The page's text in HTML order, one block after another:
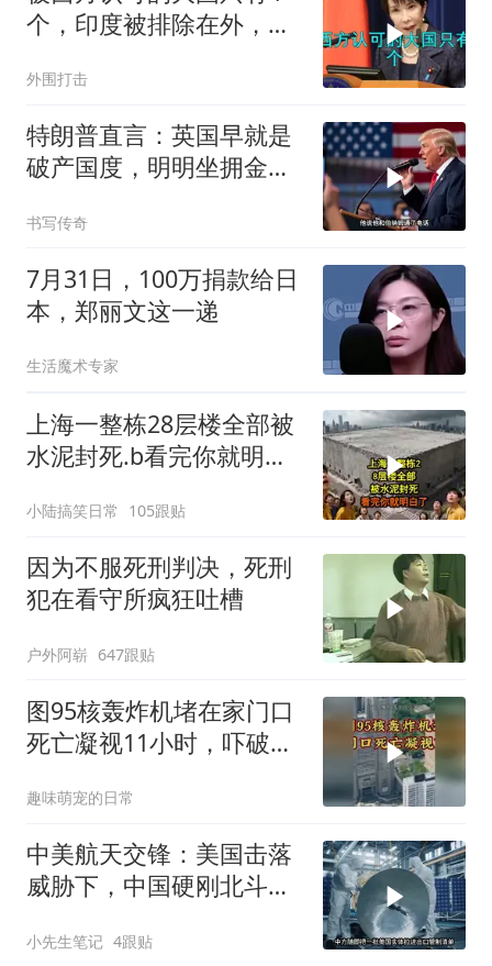
个，印度被排除在外，为
外围打击
特朗普直言：英国早就是
破产国度，明明坐拥金
书写传奇
7月31日，100万捐款给日
本，郑丽文这一递
生活魔术专家
上海一整栋28层楼全部被
水泥封死.b看完你就明白
小陆搞笑日常 105跟贴
因为不服死刑判决，死刑
犯在看守所疯狂吐槽
户外阿崭 647跟贴
图95核轰炸机堵在家门口
死亡凝视11小时，吓破胆
趣味萌宠的日常
中美航天交锋：美国击落
威胁下，中国硬刚北斗升
小先生笔记 4跟贴